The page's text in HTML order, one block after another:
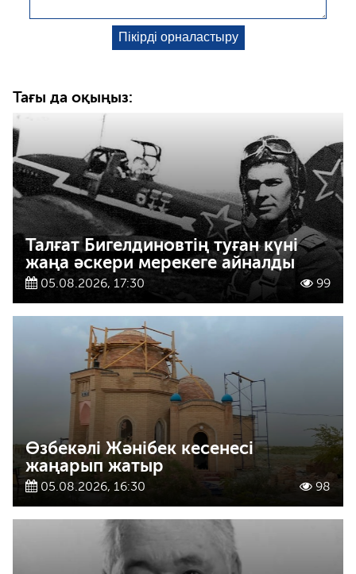
Тағы да оқыңыз:
Талғат Бигелдиновтің туған күні
жаңа әскери мерекеге айналды
05.08.2026, 17:30 99
Өзбекәлі Жәнібек кесенесі
жаңарып жатыр
05.08.2026, 16:30 98